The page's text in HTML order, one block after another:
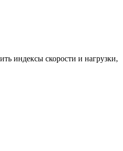
индексы скорости и нагрузки,